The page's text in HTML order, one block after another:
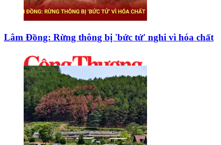
Lâm Đồng: Rừng thông bị 'bức tử' nghi vì hóa chất